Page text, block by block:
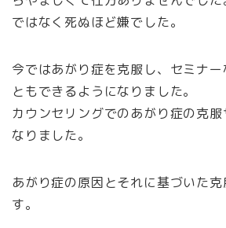
ではなく死ぬほど嫌でした。
今ではあがり症を克服し、セミナ
ともできるようになりました。
カウンセリングでのあがり症の克
なりました。
あがり症の原因とそれに基づいた
す。